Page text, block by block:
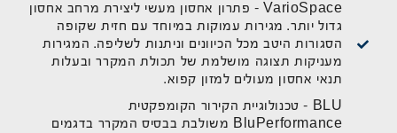
VarioSpace - פתרון אחסון מעשי ליצירת מרחב אחסון
גדול יותר. מגירות עמוקות במיוחד עם חזית שקופה
הסגורות היטב מכל הכיוונים וניתנות לשליפה. המגירות
מעניקות תצוגה מושלמת של תכולת המקרר ובעלות
תנאי אחסון מעולים למזון קפוא.
BLU - טכנולוגיית הקירור הקומפקטית
BluPerformance משולבת בבסיס המקרר בדגמים